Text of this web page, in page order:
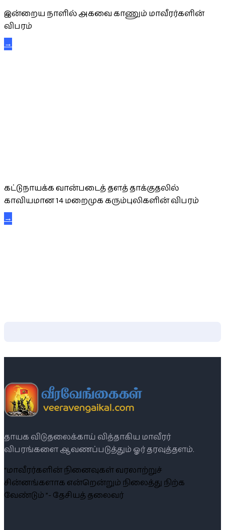
இன்றைய நாளில் அகவை காணும் மாவீரர்களின்
விபரம்
→
கட்டுநாயக்க வான்படைத் தளத் தாக்குதலில்
காவியமான 14 மறைமுக கரும்புலிகளின் விபரம்
→
தாயக விடுதலைக்காய் வித்தாகிய மாவீரர்
விபரங்களை ஆவணப்படுத்தும் ஓர் தரவுத்தளம்.
“மாவீரர்களின் நினைவுகள் வரலாற்றுச்
சின்னங்களாக என்றென்றும் நிலைத்து நிற்க
வேண்டும் ”- தேசியத் தலைவர்